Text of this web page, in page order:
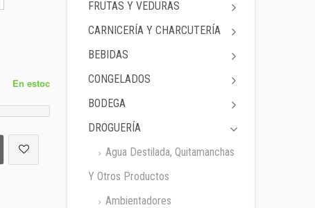
En estoc
FRUTAS Y VEDURAS
CARNICERÍA Y CHARCUTERÍA
BEBIDAS
CONGELADOS
BODEGA
DROGUERÍA
Agua Destilada, Quitamanchas
Y Otros Productos
Ambientadores